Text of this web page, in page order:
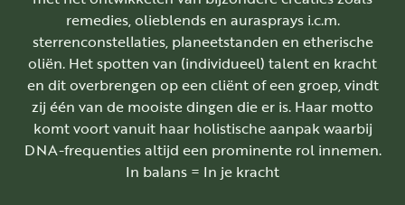
remedies, olieblends en aurasprays i.c.m.
sterrenconstellaties, planeetstanden en etherische
oliën. Het spotten van (individueel) talent en kracht
en dit overbrengen op een cliënt of een groep, vindt
zij één van de mooiste dingen die er is. Haar motto
komt voort vanuit haar holistische aanpak waarbij
DNA-frequenties altijd een prominente rol innemen.
In balans = In je kracht